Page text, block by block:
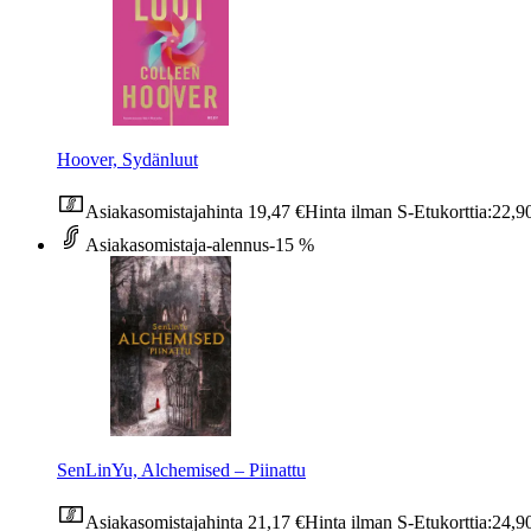
Hoover, Sydänluut
Asiakasomistajahinta 19,47 €Hinta ilman S-Etukorttia:
Asiakasomistaja-alennus-15 %
SenLinYu, Alchemised – Piinattu
Asiakasomistajahinta 21,17 €Hinta ilman S-Etukorttia: